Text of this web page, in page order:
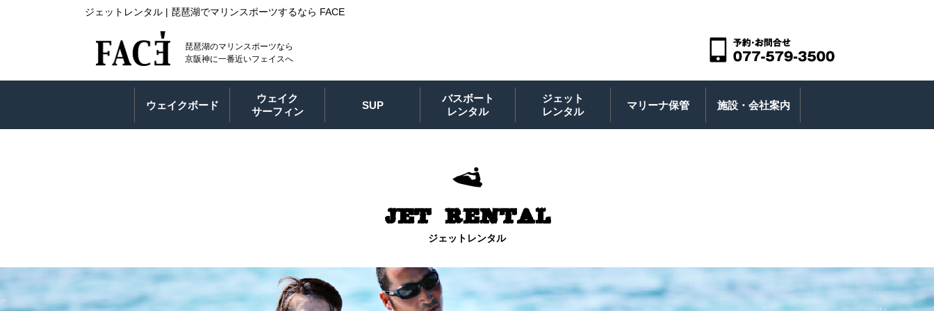
ジェットレンタル | 琵琶湖でマリンスポーツするなら FACE
琵琶湖のマリンスポーツなら
京阪神に一番近いフェイスへ
ウェイクボード
ウェイク
サーフィン
SUP
バスボート
レンタル
ジェット
レンタル
マリーナ保管 施設・会社案内
JET RENTAL
ジェットレンタル